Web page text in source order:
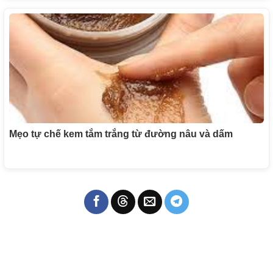
Mẹo tự chế kem tắm trắng từ đường nâu và dấm